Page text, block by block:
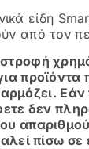
είδη
από τον
προϊόντα
Εάν
δεν
πίσω σε